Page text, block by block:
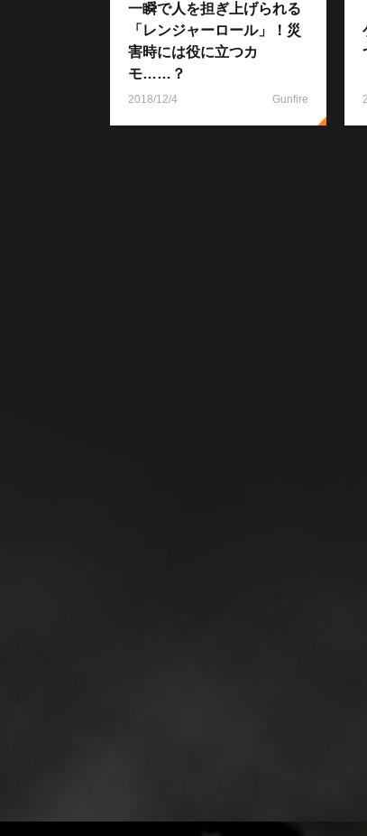
一瞬で人を担ぎ上げられる
「レンジャーロール」！災
害時には役に立つカ
モ……？
2018/12/4 Gunfire